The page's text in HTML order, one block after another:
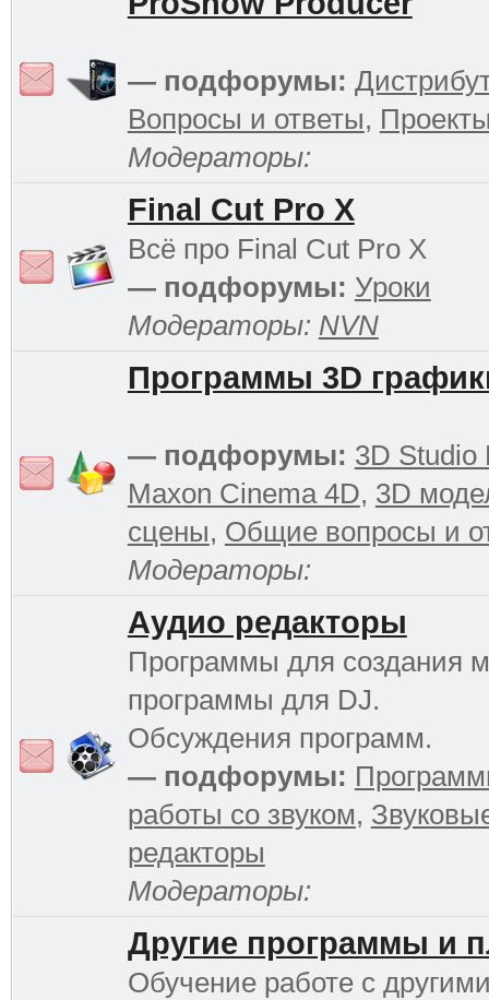
— подфорумы:
Вопросы и ответы,
Модераторы:
Final Cut Pro X
Всё про Final Cut Pro X
— подфорумы: Уроки
Модераторы: NVN
Программы 3D
— подфорумы: 3D Studio
Maxon Cinema 4D, 3D
сцены, Общие вопросы и
Модераторы:
Аудио редакторы
Программы для создания
программы для DJ.
Обсуждения программ.
— подфорумы:
работы со звуком,
редакторы
Модераторы:
Другие программы и
Обучение работе с